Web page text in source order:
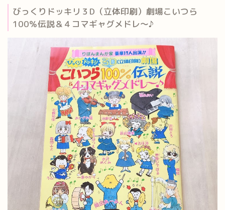
びっくりドッキリ３D（立体印刷）劇場こいつら
100％伝説＆４コマギャグメドレ～♪